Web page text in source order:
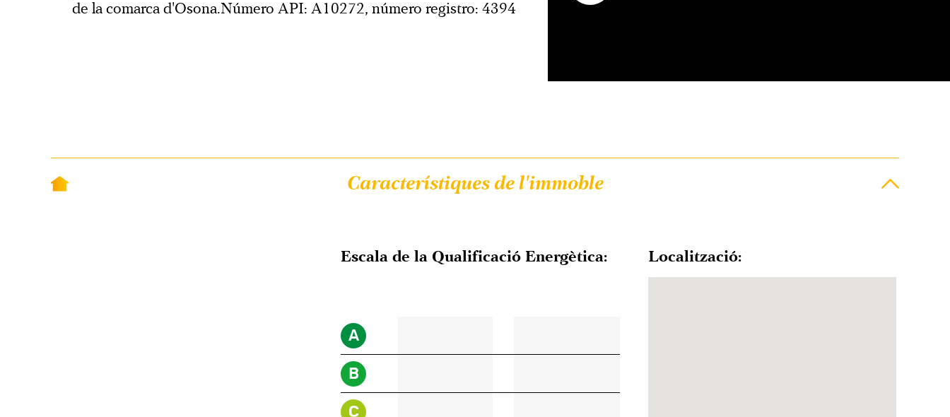
de la comarca d'Osona.Número API: A10272, número registro: 4394
Característiques de l'immoble
Escala de la Qualificació Energètica:
A
B
C
Localització: